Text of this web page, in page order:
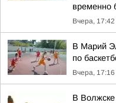
временно
Вчера, 17:42
В Марий
по
Вчера, 17:16
В Волжске